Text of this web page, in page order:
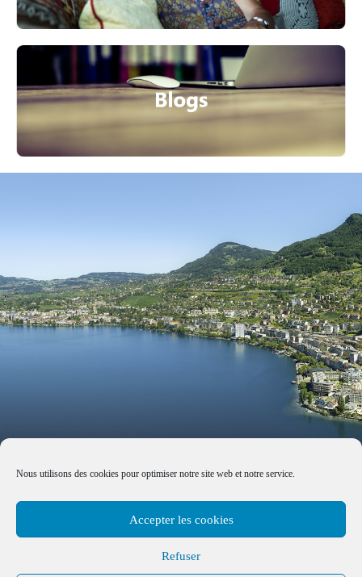
Nous utilisons des cookies pour optimiser notre site web et notre service.
Accepter les cookies
Refuser